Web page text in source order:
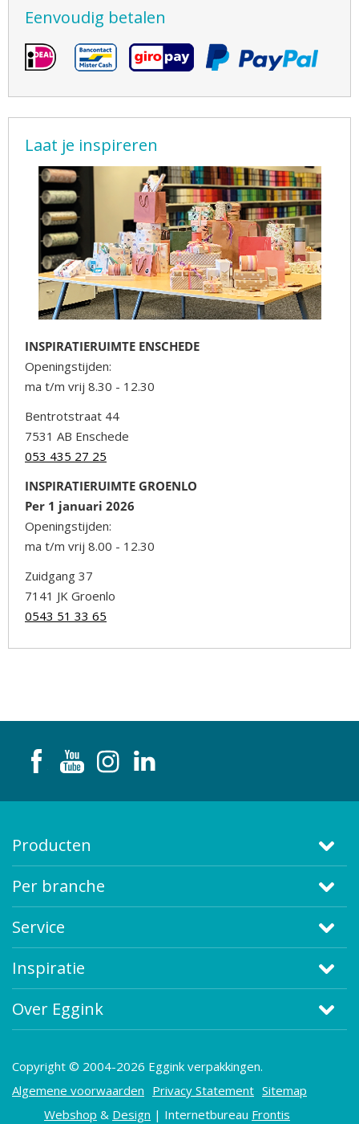
Eenvoudig betalen
Laat je inspireren
INSPIRATIERUIMTE ENSCHEDE
Openingstijden:
ma t/m vrij 8.30 - 12.30
Bentrotstraat 44
7531 AB Enschede
053 435 27 25
INSPIRATIERUIMTE GROENLO
Per 1 januari 2026
Openingstijden:
ma t/m vrij 8.00 - 12.30
Zuidgang 37
7141 JK Groenlo
0543 51 33 65
Producten
Per branche
Service
Inspiratie
Over Eggink
Copyright © 2004-2026 Eggink verpakkingen.
Algemene voorwaarden Privacy Statement Sitemap
Webshop & Design | Internetbureau Frontis